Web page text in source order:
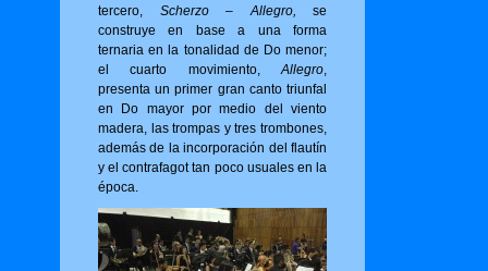
tercero, Scherzo – Allegro, se
construye en base a una forma
ternaria en la tonalidad de Do menor;
el cuarto movimiento,Allegro,
presenta un primer gran canto triunfal
en Do mayor por medio del viento
madera, las trompas y tres trombones,
además de la incorporación del flautín
y el contrafagot tan poco usuales en la
época.